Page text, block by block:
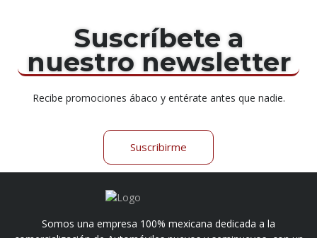
Suscríbete a
nuestro newsletter
Recibe promociones ábaco y entérate antes que nadie.
Suscribirme
Somos una empresa 100% mexicana dedicada a la